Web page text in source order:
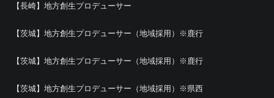
【長崎】地方創生プロデューサー
【茨城】地方創生プロデューサー（地域採用）※鹿行
【茨城】地方創生プロデューサー（地域採用）※鹿行
【茨城】地方創生プロデューサー（地域採用）※県西